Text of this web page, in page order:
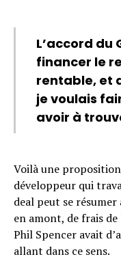
L’accord du
financer le
rentable, et
je voulais
avoir à
Voilà une
développeur qui
deal peut se
en amont, de frais de
Phil Spencer avait
allant dans ce sens.